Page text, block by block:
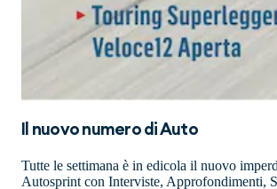
Il nuovo numero diAuto
Tutte le settimana è in edicola il nuovo
Autosprint con Interviste, Approfondimenti,